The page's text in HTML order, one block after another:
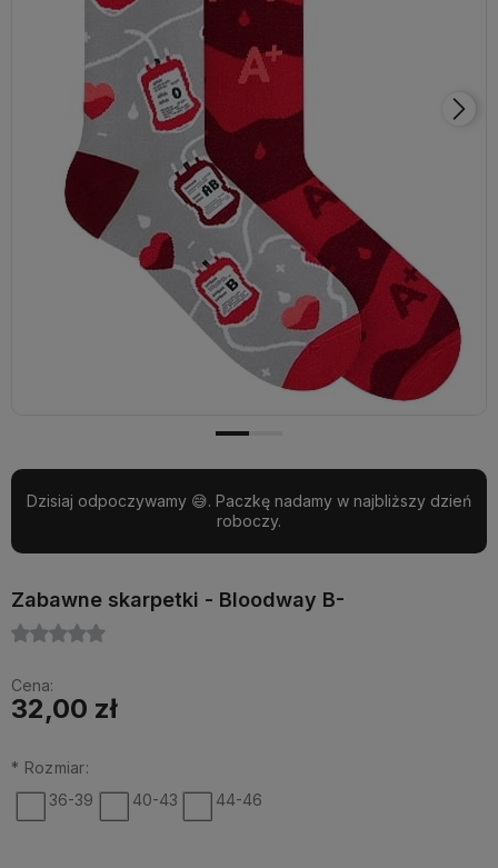
Dzisiaj odpoczywamy 😅. Paczkę nadamy w najbliższy dzień
roboczy.
Zabawne skarpetki - Bloodway B-
Cena:
32,00 zł
* Rozmiar:
36-39
40-43 44-46